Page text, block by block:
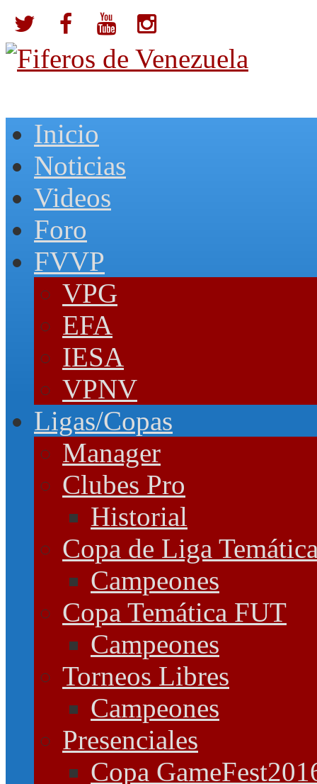
Inicio
Noticias
Videos
Foro
FVVP
VPG
EFA
IESA
VPNV
Ligas/Copas
Manager
Clubes Pro
Historial
Copa de Liga
Campeones
Copa Temática FUT
Campeones
Torneos Libres
Campeones
Presenciales
Copa